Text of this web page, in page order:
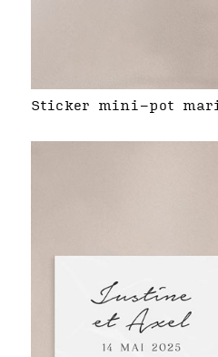
Sticker mini-pot